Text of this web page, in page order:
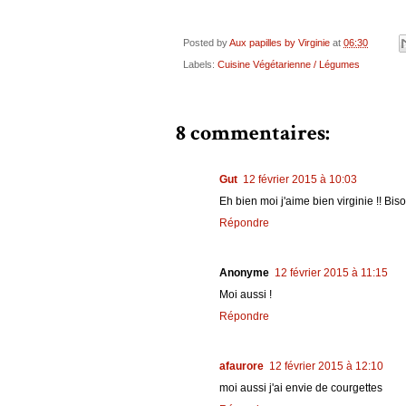
Posted byAux papilles by Virginie at 06:30
Labels: Cuisine Végétarienne / Légumes
8 commentaires:
Gut 12 février 2015 à 10:03
Eh bien moi j'aime bien virginie !!
Répondre
Anonyme 12 février 2015 à 11:15
Moi aussi !
Répondre
afaurore 12 février 2015 à 12:10
moi aussi j'ai envie de courgettes